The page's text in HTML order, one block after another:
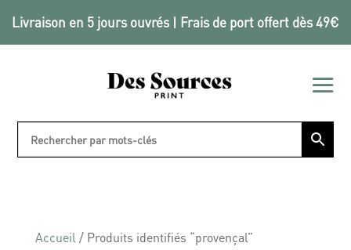
Livraison en 5 jours ouvrés | Frais de port offert dès 49€
Accueil / Produits identifiés “provençal”